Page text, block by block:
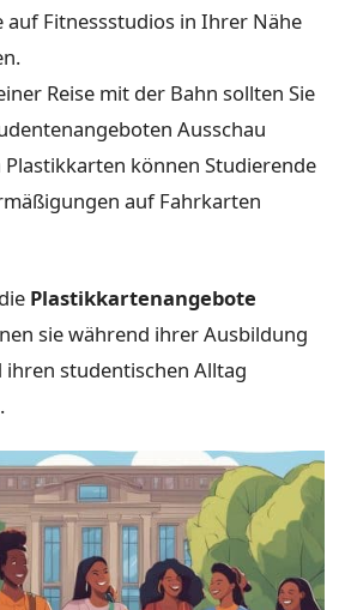
auf Fitnessstudios in Ihrer Nähe
Reise mit der Bahn sollten Sie
Ausschau
können Studierende
auf Fahrkarten
Plastikkartenangebote
sie während ihrer Ausbildung
ihren studentischen Alltag